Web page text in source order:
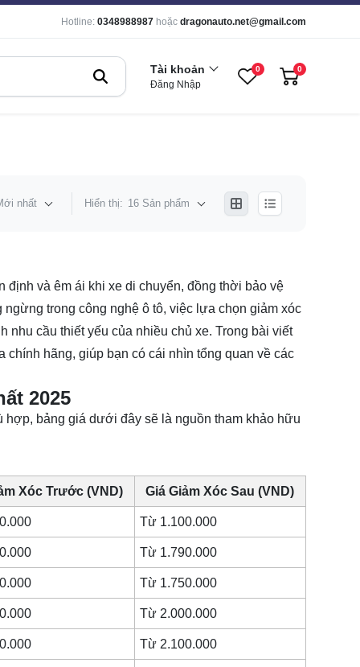
Hotline: 0348988987 hoặc dragonauto.net@gmail.com
Tài khoản
Đăng Nhập
0 0
nhất Hiển thị: 16 Sản phẩm
định và êm ái khi xe di chuyển, đồng thời bảo vệ
trong công nghệ ô tô, việc lựa chọn giảm xóc
cầu thiết yếu của nhiều chủ xe. Trong bài viết
hãng, giúp bạn có cái nhìn tổng quan về các
2025
bảng giá dưới đây sẽ là nguồn tham khảo hữu
Xóc Trước (VND) Giá Giảm Xóc Sau (VND)
Từ 1.100.000
Từ 1.790.000
Từ 1.750.000
Từ 2.000.000
Từ 2.100.000